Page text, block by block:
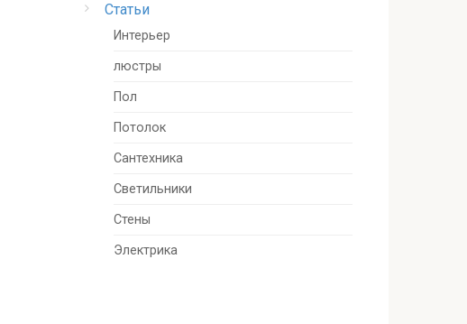
Статьи
Интерьер
люстры
Пол
Потолок
Сантехника
Светильники
Стены
Электрика